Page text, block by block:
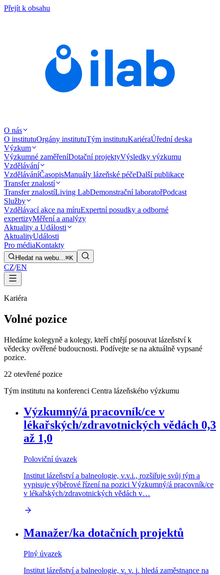
Přejít k obsahu
O nás
O institutuOrgány institutuTým institutuKariéraÚřední deska
Výzkum
Výzkumné zaměřeníDotační projektyVýsledky výzkumu
Vzdělávání
VzděláváníČasopisManuály lázeňské péčeDalší publikace
Transfer znalostí
Transfer znalostíLiving LabDemonstrační laboratořPodcast
Služby
Vzdělávací akce na míruExpertní posudky a odborné
expertizyMěření a analýzy
Aktuality a Události
AktualityUdálosti
Pro médiaKontakty
Hledat na webu…⌘K
CZ/EN
Kariéra
Volné pozice
Hledáme kolegyně a kolegy, kteří chtějí posouvat lázeňství k
vědecky ověřené budoucnosti. Podívejte se na aktuálně vypsané
pozice.
22 otevřené pozice
Tým institutu na konferenci Centra lázeňského výzkumu
Výzkumný/á pracovník/ce v
lékařských/zdravotnických vědách 0,3
až 1,0
Poloviční úvazek
Institut lázeňství a balneologie, v.v.i., rozšiřuje svůj tým a
vypisuje výběrové řízení na pozici Výzkumný/á pracovník/ce
v lékařských/zdravotnických vědách v…
Manažer/ka dotačních projektů
Plný úvazek
Institut lázeňství a balneologie, v. v. i. hledá zaměstnance na